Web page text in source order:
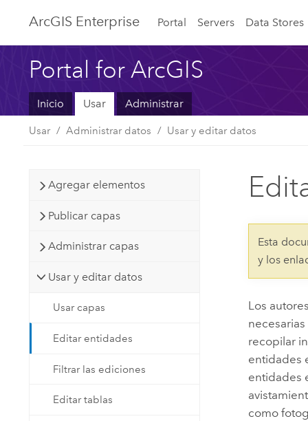
ArcGIS Enterprise Portal Servers Data Stores
Portal for ArcGIS
Inicio Usar Administrar
Usar Administrar datos Usar y editar datos
Agregar elementos
Publicar capas
Administrar capas
Usar y editar datos
Usar capas
Editar entidades
Filtrar las ediciones
Editar tablas
Esta
y los
Los
recopilar
entidades
entidades
como